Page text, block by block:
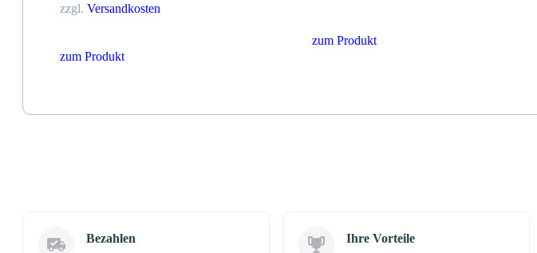
zzgl. Versandkosten
zum Produkt
zum Produkt
Bezahlen Ihre Vorteile